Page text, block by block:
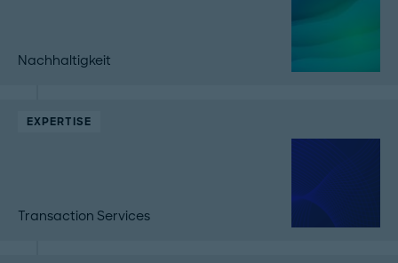
Nachhaltigkeit
EXPERTISE
Transaction Services